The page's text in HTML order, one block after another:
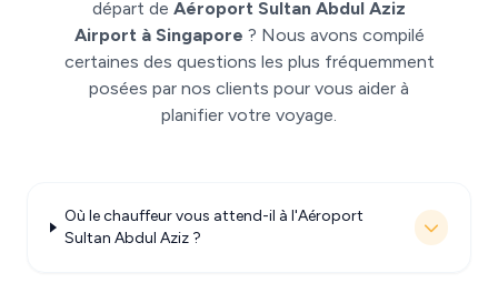
départ de Aéroport Sultan Abdul Aziz
Airport à Singapore ? Nous avons compilé
certaines des questions les plus fréquemment
posées par nos clients pour vous aider à
planifier votre voyage.
Où le chauffeur vous attend-il à l'Aéroport
Sultan Abdul Aziz ?